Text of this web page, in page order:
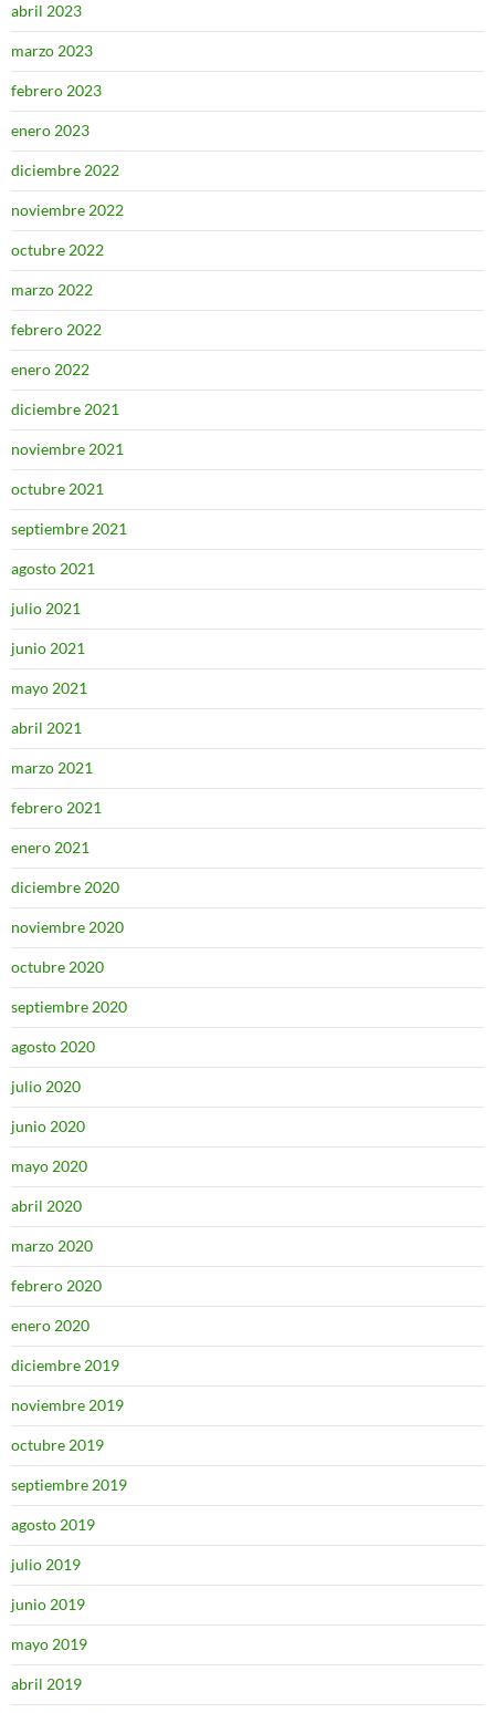
abril 2023
marzo 2023
febrero 2023
enero 2023
diciembre 2022
noviembre 2022
octubre 2022
marzo 2022
febrero 2022
enero 2022
diciembre 2021
noviembre 2021
octubre 2021
septiembre 2021
agosto 2021
julio 2021
junio 2021
mayo 2021
abril 2021
marzo 2021
febrero 2021
enero 2021
diciembre 2020
noviembre 2020
octubre 2020
septiembre 2020
agosto 2020
julio 2020
junio 2020
mayo 2020
abril 2020
marzo 2020
febrero 2020
enero 2020
diciembre 2019
noviembre 2019
octubre 2019
septiembre 2019
agosto 2019
julio 2019
junio 2019
mayo 2019
abril 2019